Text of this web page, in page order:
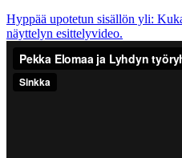
Hyppää upotetun sisällön yli:
näyttelyn esittelyvideo.